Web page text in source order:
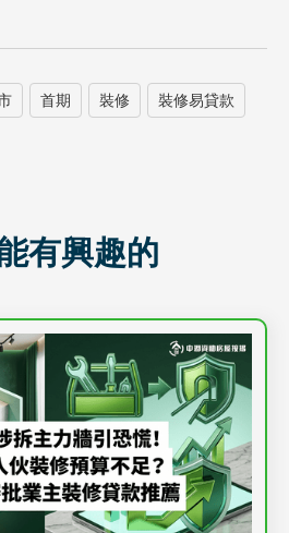
首期 裝修 裝修易貸款
有興趣的